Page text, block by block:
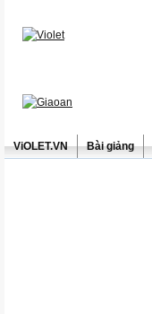
ViOLET.VN Bài giảng